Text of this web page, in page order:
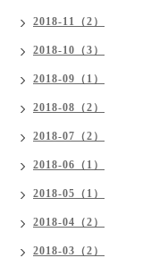
2018-11（2）
2018-10（3）
2018-09（1）
2018-08（2）
2018-07（2）
2018-06（1）
2018-05（1）
2018-04（2）
2018-03（2）